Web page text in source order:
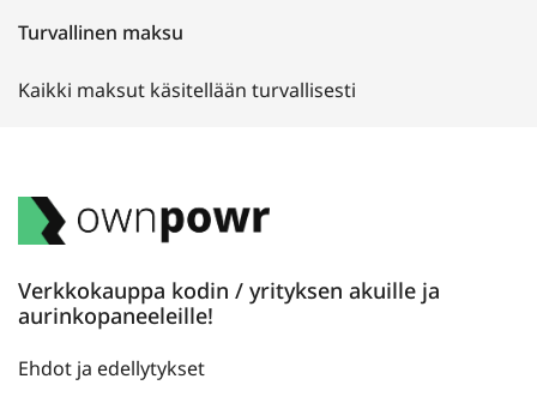
Turvallinen maksu
Kaikki maksut käsitellään turvallisesti
Verkkokauppa kodin / yrityksen akuille ja
aurinkopaneeleille!
Ehdot ja edellytykset